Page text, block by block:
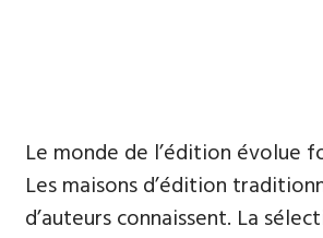
Le monde de l’édition évolue
Les maisons d’édition
d’auteurs connaissent. La